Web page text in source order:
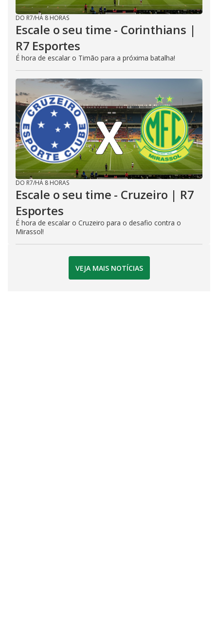
DO R7/HÁ 8 HORAS
Escale o seu time - Corinthians |
R7 Esportes
É hora de escalar o Timão para a próxima batalha!
DO R7/HÁ 8 HORAS
Escale o seu time - Cruzeiro | R7
Esportes
É hora de escalar o Cruzeiro para o desafio contra o
Mirassol!
VEJA MAIS NOTÍCIAS